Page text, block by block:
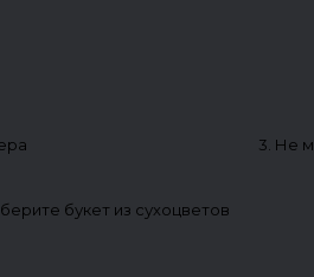
3. Не
букет из сухоцветов